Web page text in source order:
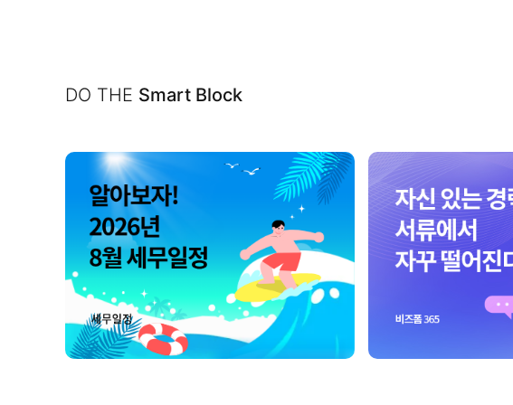
DO THE Smart Block